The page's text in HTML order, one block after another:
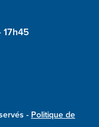
- Politique de